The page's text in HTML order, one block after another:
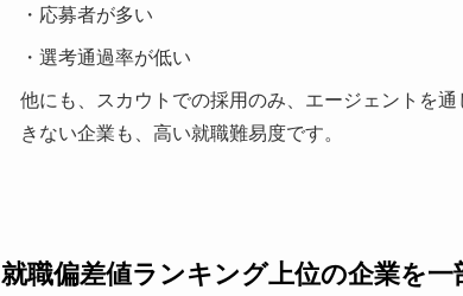
・応募者が多い
・選考通過率が低い
他にも、スカウトでの採用のみ、エージェントを
きない企業も、高い就職難易度です。
就職偏差値ランキング上位の企業を一